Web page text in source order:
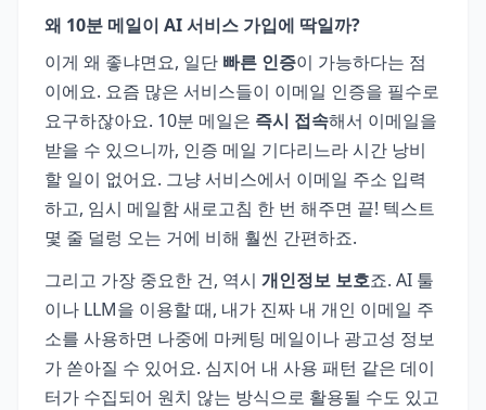
왜 10분 메일이 AI 서비스 가입에 딱일까?
이게 왜 좋냐면요, 일단 빠른 인증이 가능하다는 점
이에요. 요즘 많은 서비스들이 이메일 인증을 필수로
요구하잖아요. 10분 메일은 즉시 접속해서 이메일을
받을 수 있으니까, 인증 메일 기다리느라 시간 낭비
할 일이 없어요. 그냥 서비스에서 이메일 주소 입력
하고, 임시 메일함 새로고침 한 번 해주면 끝! 텍스트
몇 줄 덜렁 오는 거에 비해 훨씬 간편하죠.
그리고 가장 중요한 건, 역시 개인정보 보호죠. AI 툴
이나 LLM을 이용할 때, 내가 진짜 내 개인 이메일 주
소를 사용하면 나중에 마케팅 메일이나 광고성 정보
가 쏟아질 수 있어요. 심지어 내 사용 패턴 같은 데이
터가 수집되어 원치 않는 방식으로 활용될 수도 있고